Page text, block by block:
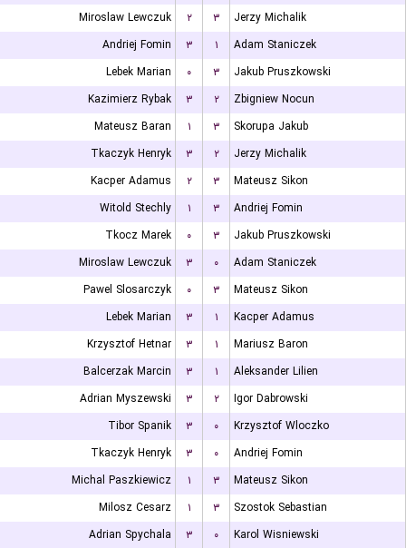
Miroslaw Lewczuk
۲ ۳
Jerzy Michalik
Andriej Fomin
۳ ۱
Adam Staniczek
Lebek Marian
۰ ۳
Jakub Pruszkowski
Kazimierz Rybak
۳ ۲
Zbigniew Nocun
Mateusz Baran
۱ ۳
Skorupa Jakub
Tkaczyk Henryk
۳ ۲
Jerzy Michalik
Kacper Adamus
۲ ۳
Mateusz Sikon
Witold Stechly
۱ ۳
Andriej Fomin
Tkocz Marek
۰ ۳
Jakub Pruszkowski
Miroslaw Lewczuk
۳ ۰
Adam Staniczek
Pawel Slosarczyk
۰ ۳
Mateusz Sikon
Lebek Marian
۳ ۱
Kacper Adamus
Krzysztof Hetnar
۳ ۱
Mariusz Baron
Balcerzak Marcin
۳ ۱
Aleksander Lilien
Adrian Myszewski
۳ ۲
Igor Dabrowski
Tibor Spanik
۳ ۰
Krzysztof Wloczko
Tkaczyk Henryk
۳ ۰
Andriej Fomin
Michal Paszkiewicz
۱ ۳
Mateusz Sikon
Milosz Cesarz
۱ ۳
Szostok Sebastian
Adrian Spychala
۳ ۰
Karol Wisniewski